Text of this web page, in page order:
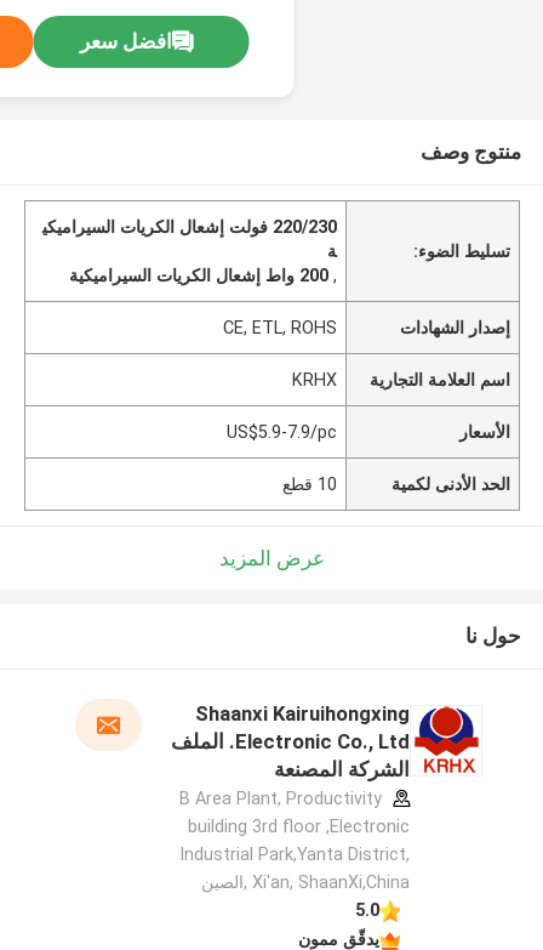
افضل سعر
منتوج وصف
تسليط الضوء:
220/230 فولت إشعال الكريات السيراميكي
ة
,200 واط إشعال الكريات السيراميكية
إصدار الشهادات CE, ETL, ROHS
اسم العلامة التجارية KRHX
الأسعار US$5.9-7.9/pc
الحد الأدنى لكمية 10 قطع
عرض المزيد
حول نا
Shaanxi Kairuihongxing
Electronic Co., Ltd. الملف
الشركة المصنعة
B Area Plant, Productivity
building 3rd floor ,Electronic
Industrial Park,Yanta District,
Xi'an, ShaanXi,China ,الصين
5.0
يدقّق ممون